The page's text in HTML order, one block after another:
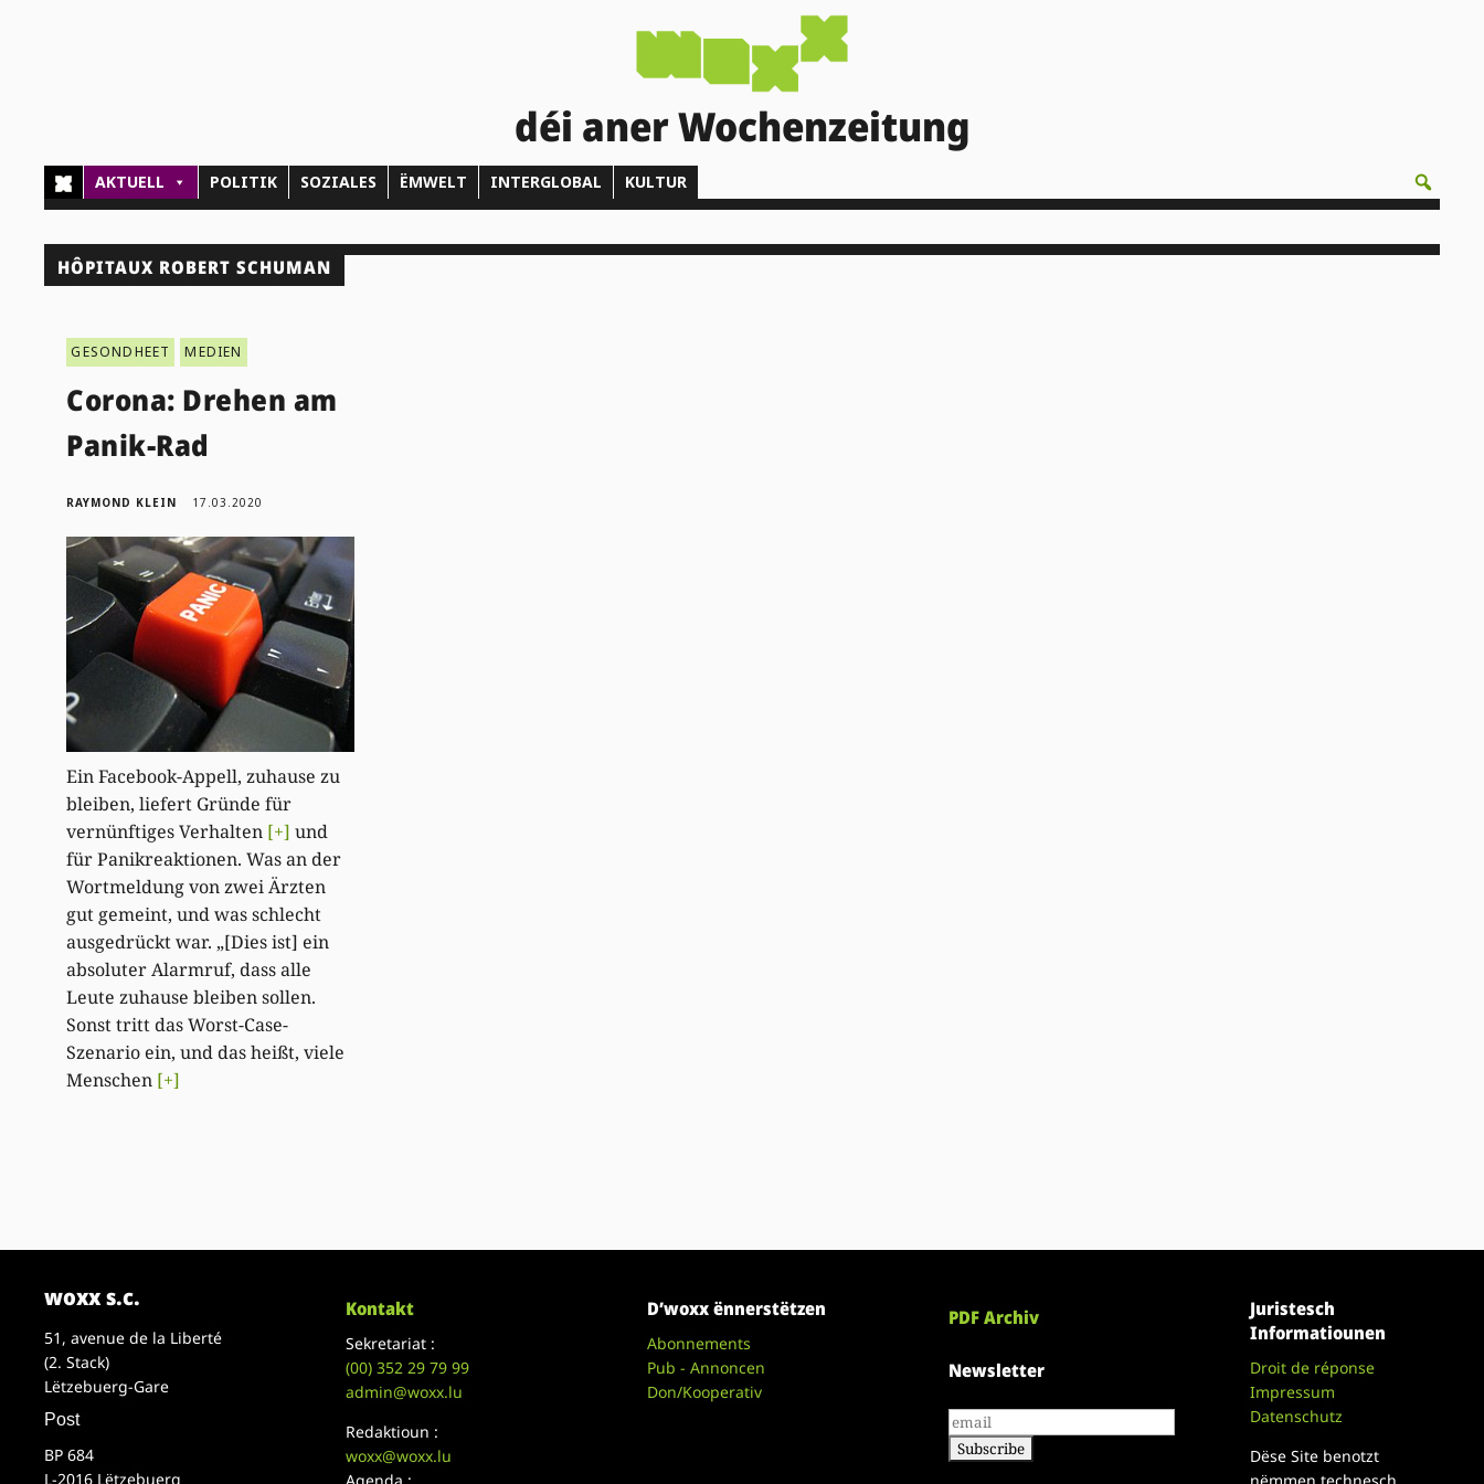
déi aner Wochenzeitung
AKTUELL POLITIK SOZIALES ËMWELT INTERGLOBAL KULTUR
HÔPITAUX ROBERT SCHUMAN
GESONDHEET MEDIEN
Corona: Drehen am
Panik-Rad
RAYMOND KLEIN 17.03.2020
Ein Facebook-Appell, zuhause zu
bleiben, liefert Gründe für
vernünftiges Verhalten [+] und
für Panikreaktionen. Was an der
Wortmeldung von zwei Ärzten
gut gemeint, und was schlecht
ausgedrückt war. „[Dies ist] ein
absoluter Alarmruf, dass alle
Leute zuhause bleiben sollen.
Sonst tritt das Worst-Case-
Szenario ein, und das heißt, viele
Menschen [+]
woxx s.c.
51, avenue de la Liberté
(2. Stack)
Lëtzebuerg-Gare
Post
BP 684
L-2016 Lëtzebuerg
Kontakt
Sekretariat :
(00)352 29 79 99
admin@woxx.lu
Redaktioun :
woxx@woxx.lu
D’woxx ënnerstëtzen
Abonnements
Pub - Annoncen
Don/Kooperativ
PDF Archiv
Newsletter
Juristesch
Informatiounen
Droit de réponse
Impressum
Datenschutz
Dëse Site benotzt